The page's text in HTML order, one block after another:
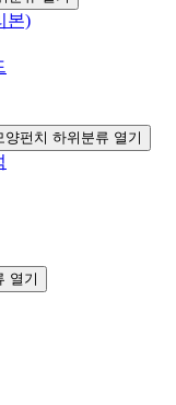
본)
양펀치 하위분류 열기
열기